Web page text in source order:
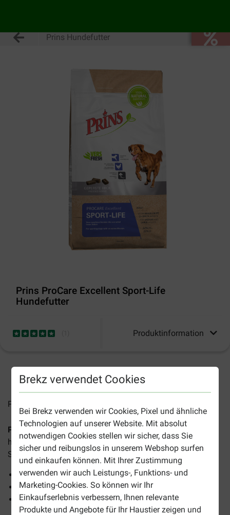
Brekz verwendet Cookies
Bei Brekz verwenden wir Cookies, Pixel und ähnliche
Technologien auf unserer Website. Mit absolut
notwendigen Cookies stellen wir sicher, dass Sie
sicher und reibungslos in unserem Webshop surfen
und einkaufen können. Mit Ihrer Zustimmung
verwenden wir auch Leistungs-, Funktions- und
Marketing-Cookies. So können wir Ihr
Einkaufserlebnis verbessern, Ihnen relevante
Produkte und Angebote für Ihr Haustier zeigen und
Prins Hundefutter
Prins ProCare Excellent Sport-Life
Hundefutter
Produktinformation
Preise inkl. MwSt zzgl.
Prins ProCare Excellent Sport-Life Hundefutterist ein
hochwertiges Futter für große und mittlere erwachsene
Sporthunde mit einem aktiven Leben.
Reich an Proteinen.
Für gesunde Muskeln.
Unterstützt die Verdauung.